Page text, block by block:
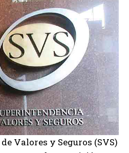
Valores y Seguros (SVS)